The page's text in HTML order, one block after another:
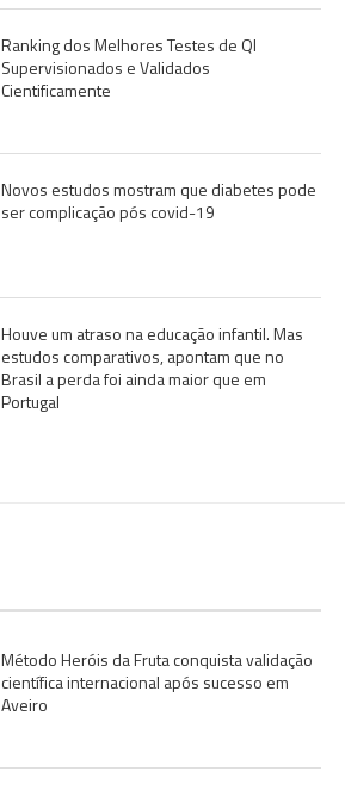
Ranking dos Melhores Testes de QI
Supervisionados e Validados
Cientificamente
Novos estudos mostram que diabetes pode
ser complicação pós covid-19
Houve um atraso na educação infantil. Mas
estudos comparativos, apontam que no
Brasil a perda foi ainda maior que em
Portugal
Método Heróis da Fruta conquista validação
científica internacional após sucesso em
Aveiro